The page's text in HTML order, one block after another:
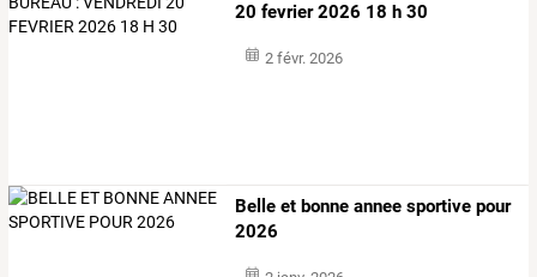
20 fevrier 2026 18 h 30
2 févr. 2026
Belle et bonne annee sportive pour
2026